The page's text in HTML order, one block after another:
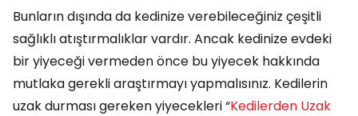
Bunların dışında da kedinize verebileceğiniz çeşitli
sağlıklı atıştırmalıklar vardır. Ancak kedinize evdeki
bir yiyeceği vermeden önce bu yiyecek hakkında
mutlaka gerekli araştırmayı yapmalısınız. Kedilerin
uzak durması gereken yiyecekleri “Kedilerden Uzak